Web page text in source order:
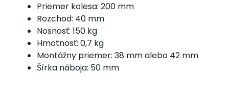
Priemer kolesa: 200 mm
Rozchod: 40 mm
Nosnosť: 150 kg
Hmotnosť: 0,7 kg
Montážny priemer: 38 mm alebo 42 mm
Šírka náboja: 50 mm